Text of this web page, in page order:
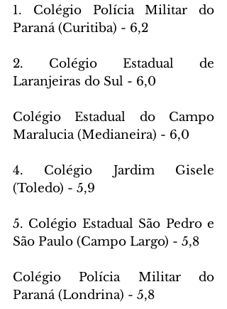
1. Colégio Polícia Militar do
Paraná (Curitiba) - 6,2
2. Colégio Estadual de
Laranjeiras do Sul - 6,0
Colégio Estadual do Campo
Maralucia (Medianeira) - 6,0
4. Colégio Jardim Gisele
(Toledo) - 5,9
5. Colégio Estadual São Pedro e
São Paulo (Campo Largo) - 5,8
Colégio Polícia Militar do
Paraná (Londrina) - 5,8